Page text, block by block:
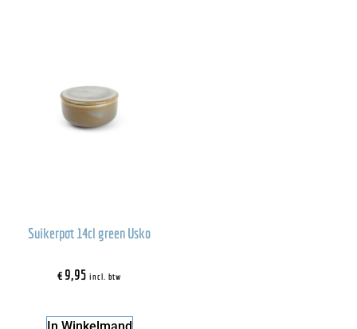
Suikerpot 14cl green Usko
€9,95 incl. btw